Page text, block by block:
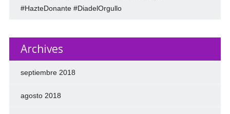
#HazteDonante #DiadelOrgullo
Archives
septiembre 2018
agosto 2018